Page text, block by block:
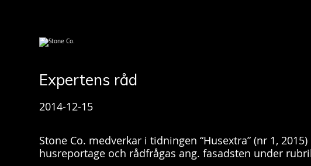
Expertens råd
2014-12-15
Stone Co. medverkar i tidningen “Husextra” (nr 1,
husreportage och rådfrågas ang. fasadsten under